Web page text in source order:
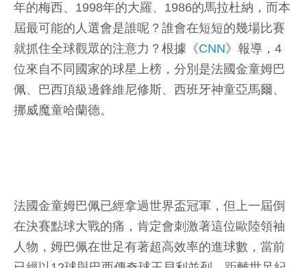
年的梅西、1998年的大羅、1986的馬拉杜納，而本
屆最可能的人選會是誰呢？誰會在短短的幾場比賽
就抓住全球觀眾的注意力？根據《CNN》報導，4
位來自不同國家的球星上榜，分別是法國金童姆巴
佩、巴西頂級邊鋒維尼修斯、西班牙神童亞馬爾、
挪威魔童哈蘭德。
法國金童姆巴佩已經拿過世界盃冠軍，但上一屆倒
在決賽點球大戰的痛，肯定會刺激著這位歐陸領袖
人物，姆巴佩在世足有著超高效率的進球數，當前